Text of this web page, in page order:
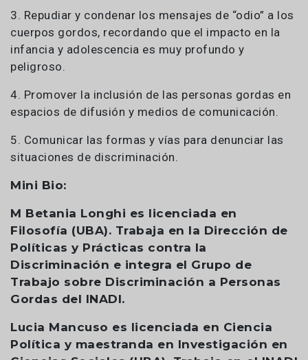
3. Repudiar y condenar los mensajes de “odio” a los
cuerpos gordos, recordando que el impacto en la
infancia y adolescencia es muy profundo y
peligroso.
4. Promover la inclusión de las personas gordas en
espacios de difusión y medios de comunicación.
5. Comunicar las formas y vías para denunciar las
situaciones de discriminación.
Mini Bio:
M Betania Longhi es licenciada en
Filosofía (UBA). Trabaja en la Dirección de
Políticas y Prácticas contra la
Discriminación e integra el Grupo de
Trabajo sobre Discriminación a Personas
Gordas del INADI.
Lucia Mancuso es licenciada en Ciencia
Política y maestranda en Investigación en